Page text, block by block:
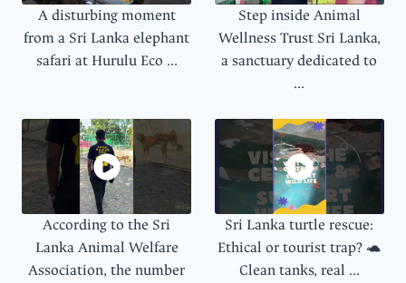
A disturbing moment
from a Sri Lanka elephant
safari at Hurulu Eco ...
Step inside Animal
Wellness Trust Sri Lanka,
a sanctuary dedicated to
...
According to the Sri
Lanka Animal Welfare
Association, the number
Sri Lanka turtle rescue:
Ethical or tourist trap? 🐢
Clean tanks, real ...